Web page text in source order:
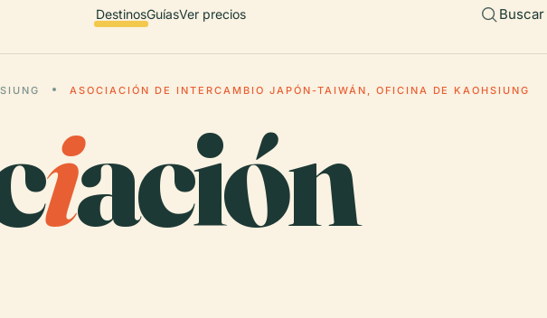
DestinosGuíasVer precios
ASOCIACIÓN DE INTERCAMBIO JAPÓN-TAIWÁN, OFICINA DE KAOHSIUNG
iación